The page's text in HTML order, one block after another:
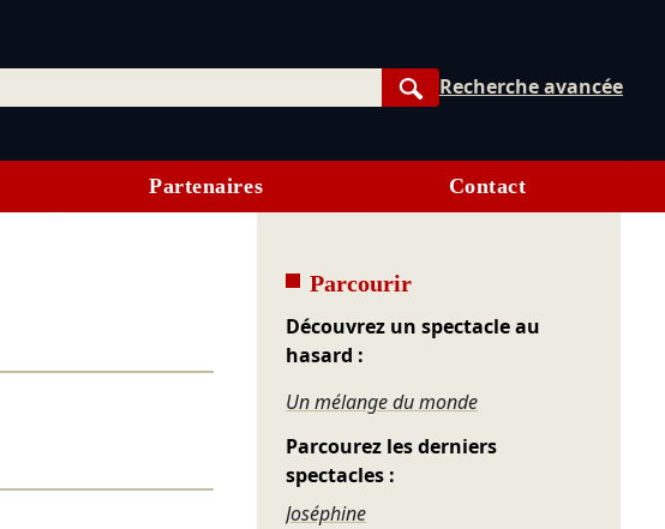
Rechercher
Recherche avancée
Partenaires Contact
Parcourir
Découvrez un spectacle au
hasard :
Un mélange du monde
Parcourez les derniers
spectacles :
Joséphine